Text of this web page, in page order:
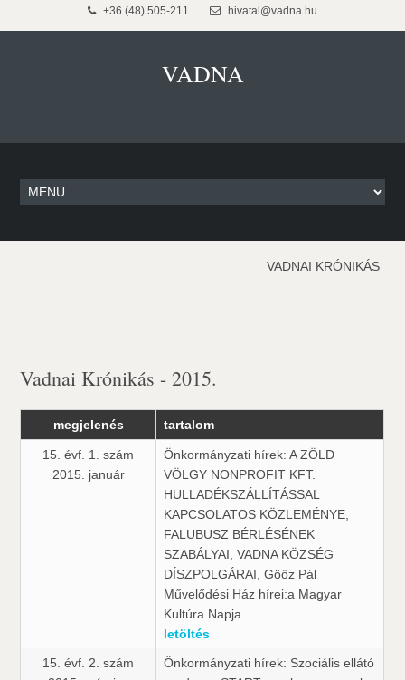
+36 (48) 505-211 hivatal@vadna.hu
VADNA
VADNAI KRÓNIKÁS
Vadnai Krónikás - 2015.
megjelenés tartalom
15. évf. 1. szám
2015. január
Önkormányzati hírek: A ZÖLD
VÖLGY NONPROFIT KFT.
HULLADÉKSZÁLLÍTÁSSAL
KAPCSOLATOS KÖZLEMÉNYE,
FALUBUSZ BÉRLÉSÉNEK
SZABÁLYAI, VADNA KÖZSÉG
DÍSZPOLGÁRAI, Göőz Pál
Művelődési Ház hírei:a Magyar
Kultúra Napja
letöltés
15. évf. 2. szám
Önkormányzati hírek: Szociális ellátó